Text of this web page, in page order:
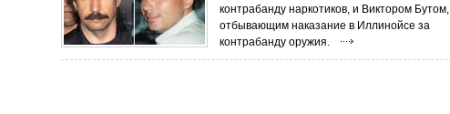
контрабанду наркотиков, и Виктором Бутом,
отбывающим наказание в Иллинойсе за
контрабанду оружия.